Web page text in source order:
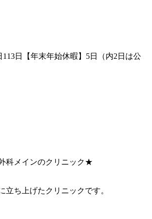
日【年末年始休暇】5日（内2日は公
科メインのクリニック★
ち上げたクリニックです。